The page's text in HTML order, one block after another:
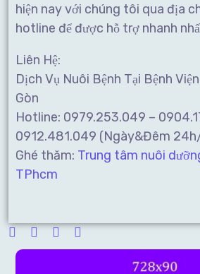
hiện nay với chúng tôi qua địa
hotline để được hỗ trợ nhanh
Liên Hệ:
Dịch Vụ Nuôi Bệnh Tại Bệnh
Gòn
Hotline: 0979.253.049 –
0912.481.049 (Ngày&Đêm
Ghé thăm: Trung tâm nuôi
TPhcm